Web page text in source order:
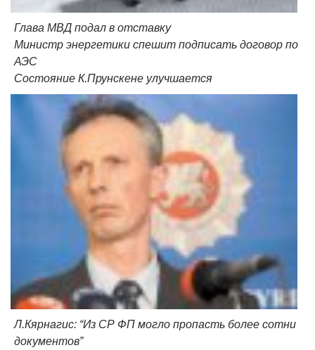
Глава МВД подал в отставку
Министр энергетики спешит подписать договор по
АЭС
Состояние К.Прунскене улучшается
Л.Кярнагис: “Из СР ФП могло пропасть более сотни
документов”